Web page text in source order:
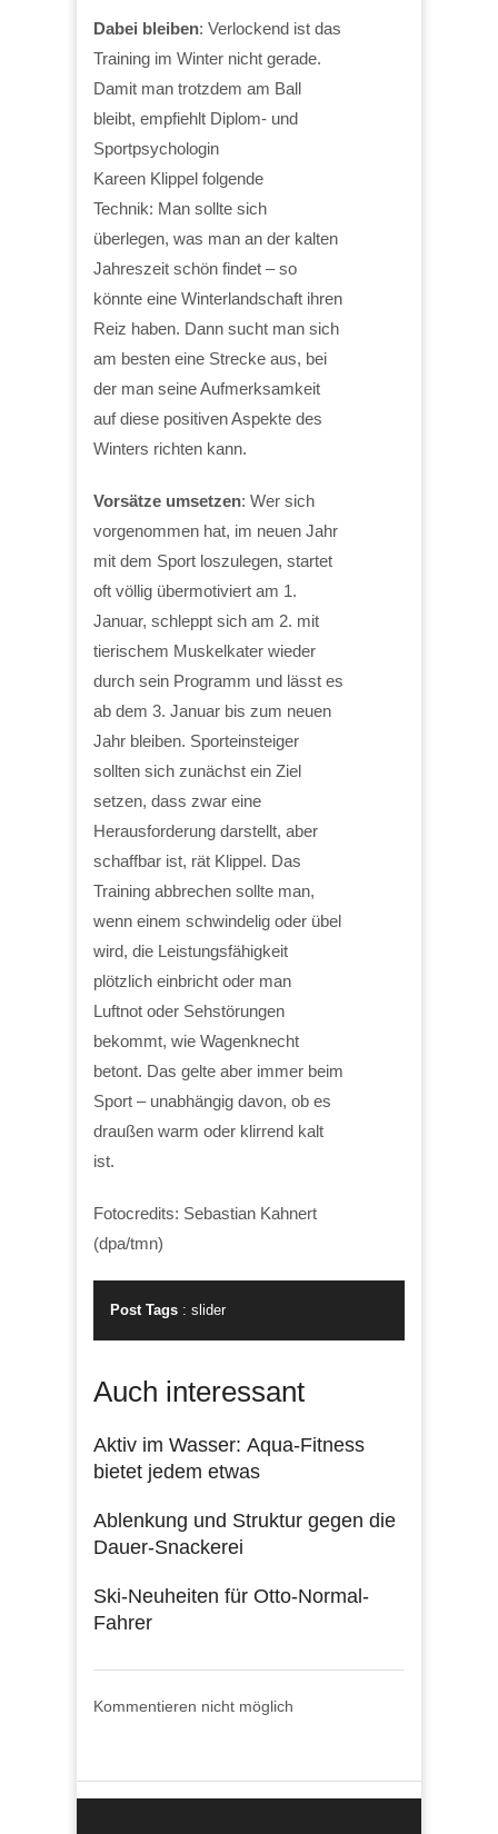
Dabei bleiben: Verlockend ist das
Training im Winter nicht gerade.
Damit man trotzdem am Ball
bleibt, empfiehlt Diplom- und
Sportpsychologin
Kareen Klippel folgende
Technik: Man sollte sich
überlegen, was man an der kalten
Jahreszeit schön findet – so
könnte eine Winterlandschaft ihren
Reiz haben. Dann sucht man sich
am besten eine Strecke aus, bei
der man seine Aufmerksamkeit
auf diese positiven Aspekte des
Winters richten kann.
Vorsätze umsetzen: Wer sich
vorgenommen hat, im neuen Jahr
mit dem Sport loszulegen, startet
oft völlig übermotiviert am 1.
Januar, schleppt sich am 2. mit
tierischem Muskelkater wieder
durch sein Programm und lässt es
ab dem 3. Januar bis zum neuen
Jahr bleiben. Sporteinsteiger
sollten sich zunächst ein Ziel
setzen, dass zwar eine
Herausforderung darstellt, aber
schaffbar ist, rät Klippel. Das
Training abbrechen sollte man,
wenn einem schwindelig oder übel
wird, die Leistungsfähigkeit
plötzlich einbricht oder man
Luftnot oder Sehstörungen
bekommt, wie Wagenknecht
betont. Das gelte aber immer beim
Sport – unabhängig davon, ob es
draußen warm oder klirrend kalt
ist.
Fotocredits: Sebastian Kahnert
(dpa/tmn)
Post Tags : slider
Auch interessant
Aktiv im Wasser: Aqua-Fitness
bietet jedem etwas
Ablenkung und Struktur gegen die
Dauer-Snackerei
Ski-Neuheiten für Otto-Normal-
Fahrer
Kommentieren nicht möglich